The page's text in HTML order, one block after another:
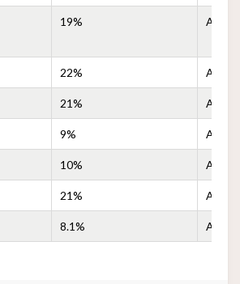
19%
22%
21%
9%
10%
21%
8.1%